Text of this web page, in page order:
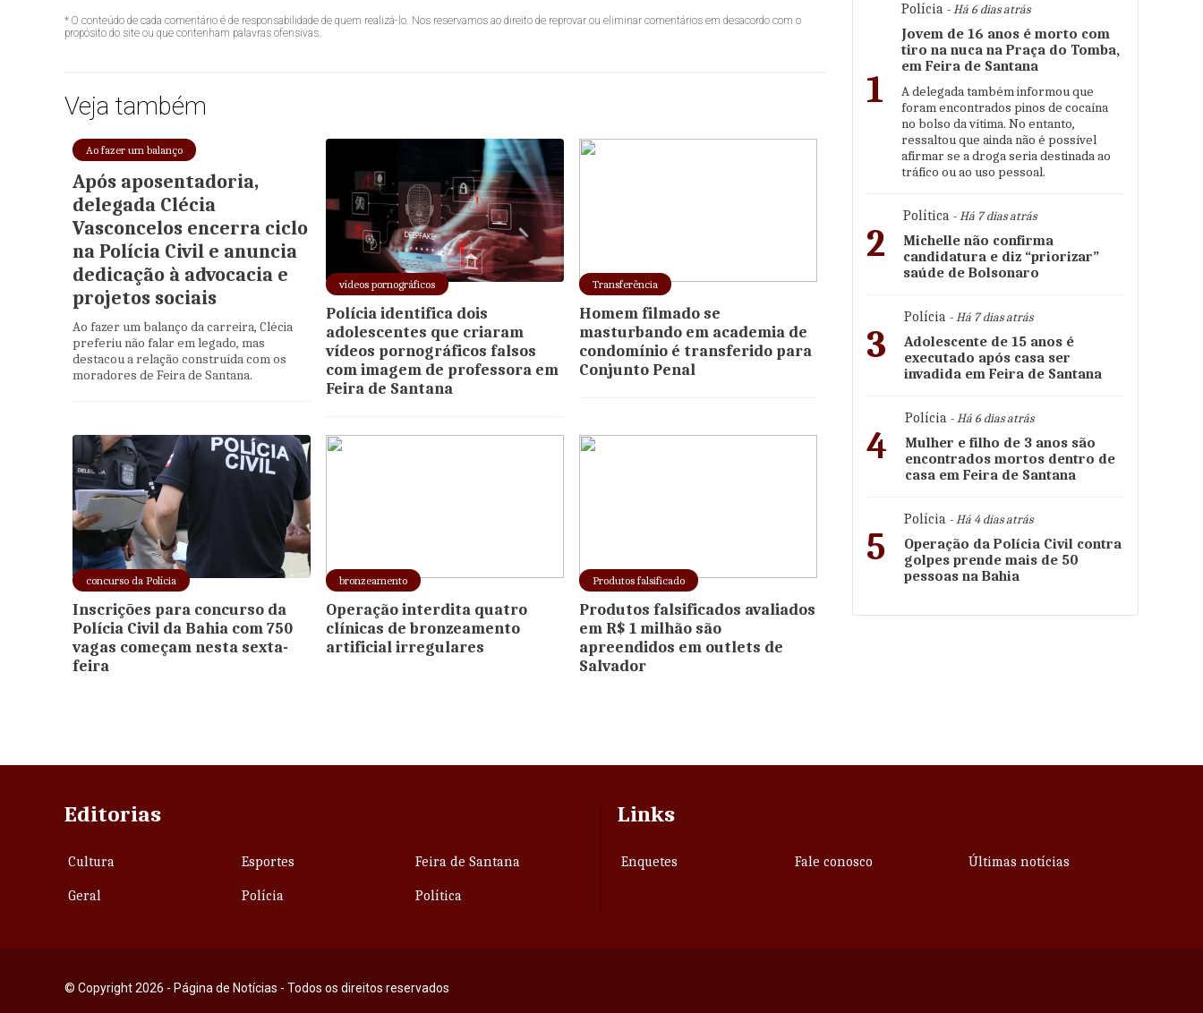
* O conteúdo de cada comentário é de responsabilidade de quem realizá-lo. Nos reservamos ao direito de reprovar ou eliminar comentários em desacordo com o
propósito do site ou que contenham palavras ofensivas.
Veja também
Ao fazer um balanço
Após aposentadoria,
delegada Clécia
Vasconcelos encerra ciclo
na Polícia Civil e anuncia
dedicação à advocacia e
projetos sociais
Ao fazer um balanço da carreira, Clécia
preferiu não falar em legado, mas
destacou a relação construída com os
moradores de Feira de Santana.
vídeos pornográficos
Polícia identifica dois
adolescentes que criaram
vídeos pornográficos falsos
com imagem de professora em
Feira de Santana
Transferência
Homem filmado se
masturbando em academia de
condomínio é transferido para
Conjunto Penal
concurso da Polícia
Inscrições para concurso da
Polícia Civil da Bahia com 750
vagas começam nesta sexta-
feira
bronzeamento
Operação interdita quatro
clínicas de bronzeamento
artificial irregulares
Produtos falsificado
Produtos falsificados avaliados
em R$ 1 milhão são
apreendidos em outlets de
Salvador
1
Polícia - Há 6 dias atrás
Jovem de 16 anos é morto com
tiro na nuca na Praça do Tomba,
em Feira de Santana
A delegada também informou que
foram encontrados pinos de cocaína
no bolso da vítima. No entanto,
ressaltou que ainda não é possível
afirmar se a droga seria destinada ao
tráfico ou ao uso pessoal.
2
Política - Há 7 dias atrás
Michelle não confirma
candidatura e diz “priorizar”
saúde de Bolsonaro
3
Polícia - Há 7 dias atrás
Adolescente de 15 anos é
executado após casa ser
invadida em Feira de Santana
4
Polícia - Há 6 dias atrás
Mulher e filho de 3 anos são
encontrados mortos dentro de
casa em Feira de Santana
5
Polícia - Há 4 dias atrás
Operação da Polícia Civil contra
golpes prende mais de 50
pessoas na Bahia
Editorias
Cultura Esportes Feira de Santana
Geral Polícia Política
Links
Enquetes Fale conosco Últimas notícias
© Copyright 2026 - Página de Notícias - Todos os direitos reservados